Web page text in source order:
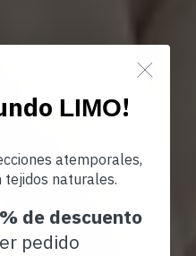
LIMO!
atemporales,
tejidos naturales.
de descuento
pedido